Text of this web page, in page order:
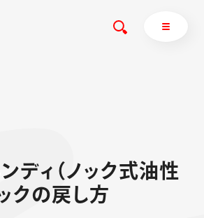
オレンズ
を探すトップ
ルペン
てるについて
ンディ （ ノック式油性
クの戻 し方